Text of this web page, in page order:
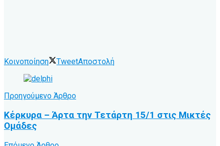
Κοινοποίηση TweetΑποστολή
Προηγούμενο Άρθρο
Κέρκυρα – Άρτα την Τετάρτη 15/1 στις Μικτές
Ομάδες